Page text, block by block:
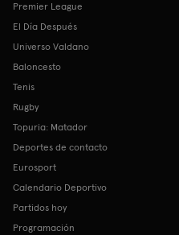
Premier League
El Día Después
Universo Valdano
Baloncesto
Tenis
Rugby
Topuria: Matador
Deportes de contacto
Eurosport
Calendario Deportivo
Partidos hoy
Programación